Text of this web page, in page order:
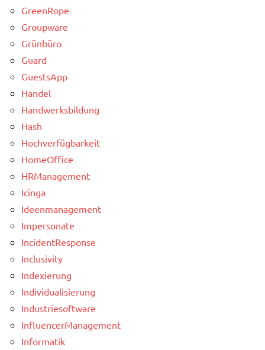
GreenRope
Groupware
Grünbüro
Guard
GuestsApp
Handel
Handwerksbildung
Hash
Hochverfügbarkeit
HomeOffice
HRManagement
Icinga
Ideenmanagement
Impersonate
IncidentResponse
Inclusivity
Indexierung
Individualisierung
Industriesoftware
InfluencerManagement
Informatik